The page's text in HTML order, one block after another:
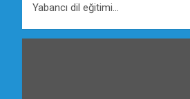
Yabancı dil eğitimi…